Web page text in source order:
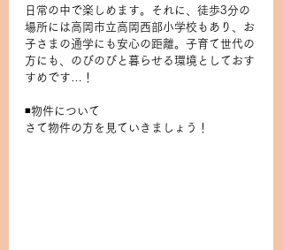
日常の中で楽しめます。それに、徒歩3分の
場所には高岡市立高岡西部小学校もあり、お
子さまの通学にも安心の距離。子育て世代の
方にも、のびのびと暮らせる環境としておす
すめです…！
◾️物件について
さて物件の方を見ていきましょう！